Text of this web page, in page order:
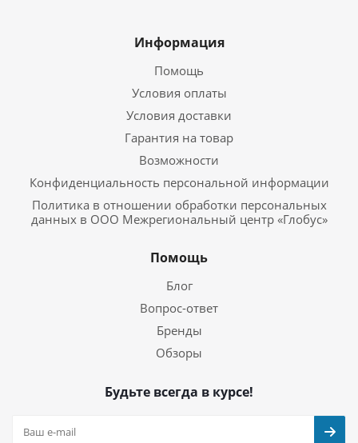
Информация
Помощь
Условия оплаты
Условия доставки
Гарантия на товар
Возможности
Конфиденциальность персональной информации
Политика в отношении обработки персональных
данных в ООО Межрегиональный центр «Глобус»
Помощь
Блог
Вопрос-ответ
Бренды
Обзоры
Будьте всегда в курсе!